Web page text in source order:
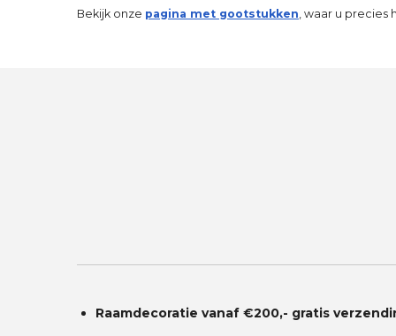
Bekijk onze pagina met gootstukken , waar u
Raamdecoratie vanaf €200,- gratis